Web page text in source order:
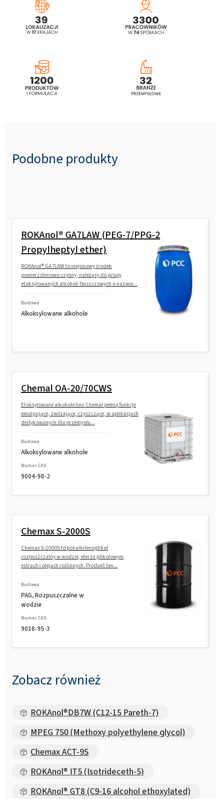
Podobne produkty
ROKAnol® GA7LAW (PEG-7/PPG-2
Propylheptyl ether)
ROKAnol® GA7LAW to niejonowy środek
powierzchniowo czynny, należący do grupy
etoksylowanych alkoholi tłuszczowych o nazwie...
Budowa
Alkoksylowane alkohole
Chemal OA-20/70CWS
Etoksylowane alkohole linii Chemal pełnią funkcje
emulgujące, zwilżające, czyszczące, w aplikacjach
dedykowanych dla przemysłu...
Budowa
Alkoksylowane alkohole
Numer CAS
9004-98-2
Chemax S-2000S
Chemax S-2000S to polialkilenoglikol
rozpuszczalny w wodzie, eterze glikolowym,
estrach i olejach roślinnych. Produkt ten...
Budowa
PAG, Rozpuszczalne w
wodzie
Numer CAS
9038-95-3
Zobacz również
ROKAnol®DB7W (C12-15 Pareth-7)
MPEG 750 (Methoxy polyethylene glycol)
Chemax ACT-9S
ROKAnol® IT5 (Isotrideceth-5)
ROKAnol® GT8 (C9-16 alcohol ethoxylated)